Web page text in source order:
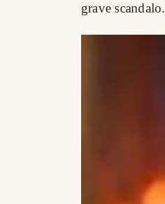
grave scandalo.